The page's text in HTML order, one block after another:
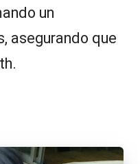
un
asegurando que